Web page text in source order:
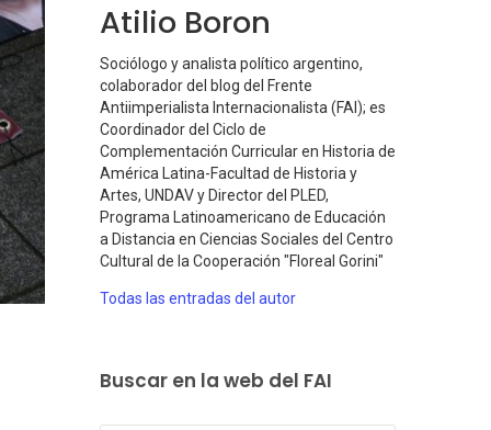
Atilio Boron
Sociólogo y analista político argentino,
colaborador del blog del Frente
Antiimperialista Internacionalista (FAI); es
Coordinador del Ciclo de
Complementación Curricular en Historia de
América Latina-Facultad de Historia y
Artes, UNDAV y Director del PLED,
Programa Latinoamericano de Educación
a Distancia en Ciencias Sociales del Centro
Cultural de la Cooperación "Floreal Gorini"
Todas las entradas del autor
Buscar en la web del FAI